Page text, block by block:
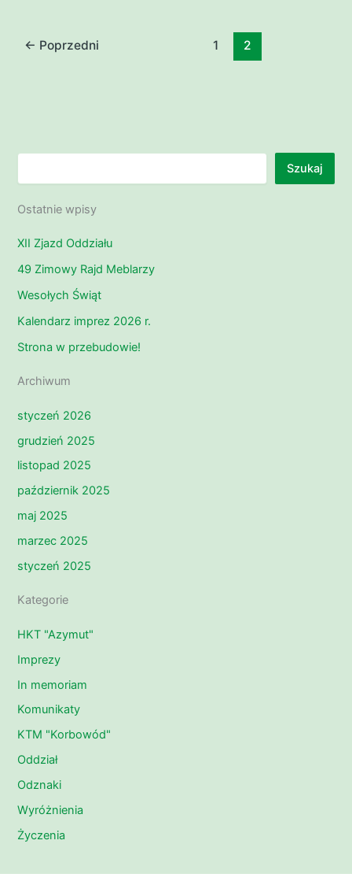
← Poprzedni 1 2
Szukaj
Ostatnie wpisy
XII Zjazd Oddziału
49 Zimowy Rajd Meblarzy
Wesołych Świąt
Kalendarz imprez 2026 r.
Strona w przebudowie!
Archiwum
styczeń 2026
grudzień 2025
listopad 2025
październik 2025
maj 2025
marzec 2025
styczeń 2025
Kategorie
HKT "Azymut"
Imprezy
In memoriam
Komunikaty
KTM "Korbowód"
Oddział
Odznaki
Wyróżnienia
Życzenia